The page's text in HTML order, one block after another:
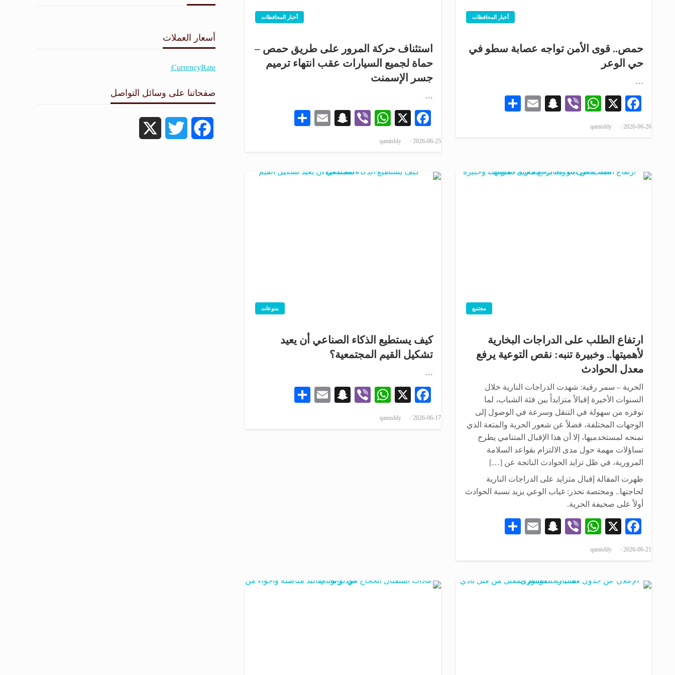
أخبار المحافظات
حمص.. قوى الأمن تواجه عصابة سطو في
حي الوعر
…
Facebook
X
WhatsApp
Viber
Snapchat
Email
2026-06-26
qamishly
أخبار المحافظات
استئناف حركة المرور على طريق حمص –
حماة لجميع السيارات عقب انتهاء ترميم
جسر الإسمنت
…
Facebook
X
WhatsApp
Viber
Snapchat
Email
2026-06-25
qamishly
مجتمع
ارتفاع الطلب على الدراجات البخارية
لأهميتها.. وخبيرة تنبه: نقص التوعية يرفع
معدل الحوادث
الحرية – سمر رقية: شهدت الدراجات النارية خلال
السنوات الأخيرة إقبالاً متزايداً بين فئة الشباب، لما
توفره من سهولة في التنقل وسرعة في الوصول إلى
الوجهات المختلفة، فضلاً عن شعور الحرية والمتعة الذي
تمنحه لمستخدميها، إلا أن هذا الإقبال المتنامي يطرح
تساؤلات مهمة حول مدى الالتزام بقواعد السلامة
المرورية، في ظل تزايد الحوادث الناتجة عن […]
ظهرت المقالة إقبال متزايد على الدراجات النارية
لحاجتها.. ومختصة تحذر: غياب الوعي يزيد نسبة الحوادث
أولاً على صحيفة الحرية.
Facebook
X
WhatsApp
Viber
Snapchat
Email
2026-06-21
qamishly
منوعات
كيف يستطيع الذكاء الصناعي أن يعيد
تشكيل القيم المجتمعية؟
…
Facebook
X
WhatsApp
Viber
Snapchat
Email
2026-06-17
qamishly
أسعار العملات
CurrencyRate
صفحاتنا على وسائل التواصل
Facebook
Twitter